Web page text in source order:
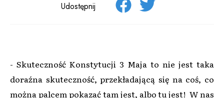
Udostępnij
- Skuteczność Konstytucji 3 Maja to nie jest taka
doraźna skuteczność, przekładającą się na coś, co
można palcem pokazać tam jest, albo tu jest! W nas